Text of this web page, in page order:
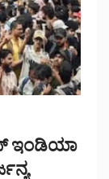
ಇಂಡಿಯಾ